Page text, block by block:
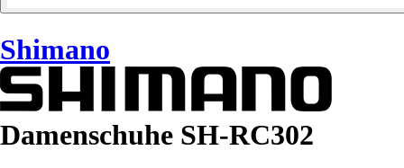
Shimano
Damenschuhe SH-RC302